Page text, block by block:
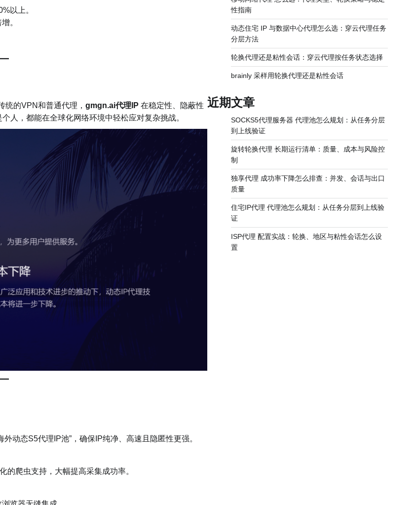
以上。
。
统的VPN和普通代理， gmgn.ai代理IP 在稳定性、隐蔽性
人，都能在全球化网络环境中轻松应对复杂挑战。
外动态S5代理IP池”，确保IP纯净、高速且隐匿性更强。
的爬虫支持，大幅提高采集成功率。
性指南
动态住宅 IP 与数据中心代理怎么选：穿云代理任务
分层方法
轮换代理还是粘性会话：穿云代理按任务状态选择
brainly 采样用轮换代理还是粘性会话
近期文章
SOCKS5代理服务器 代理池怎么规划：从任务分层
到上线验证
旋转轮换代理 长期运行清单：质量、成本与风险控
制
独享代理 成功率下降怎么排查：并发、会话与出口
质量
住宅IP代理 代理池怎么规划：从任务分层到上线验
证
ISP代理 配置实战：轮换、地区与粘性会话怎么设
置